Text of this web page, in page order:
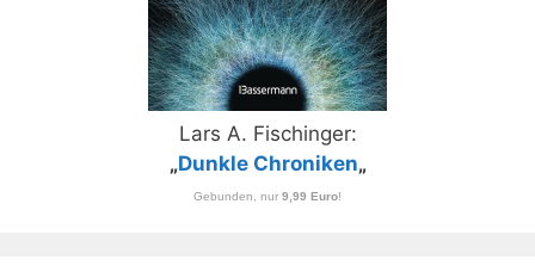
Lars A. Fischinger:
„Dunkle Chroniken„
Gebunden, nur 9,99 Euro!